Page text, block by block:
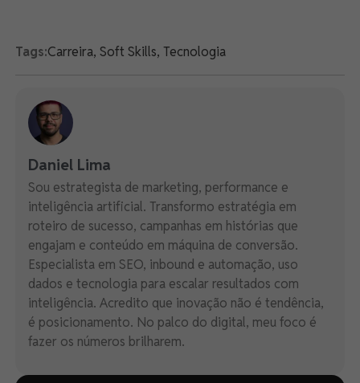
Tags:Carreira, Soft Skills, Tecnologia
Daniel Lima
Sou estrategista de marketing, performance e
inteligência artificial. Transformo estratégia em
roteiro de sucesso, campanhas em histórias que
engajam e conteúdo em máquina de conversão.
Especialista em SEO, inbound e automação, uso
dados e tecnologia para escalar resultados com
inteligência. Acredito que inovação não é tendência,
é posicionamento. No palco do digital, meu foco é
fazer os números brilharem.